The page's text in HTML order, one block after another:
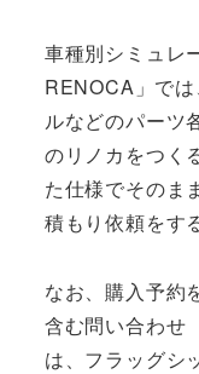
車種別シミュレ
RENOCA」で
ルなどのパーツ
のリノカをつく
た仕様でそのま
積もり依頼をす
なお、購入予約
含む問い合わせ
は、フラッグシ